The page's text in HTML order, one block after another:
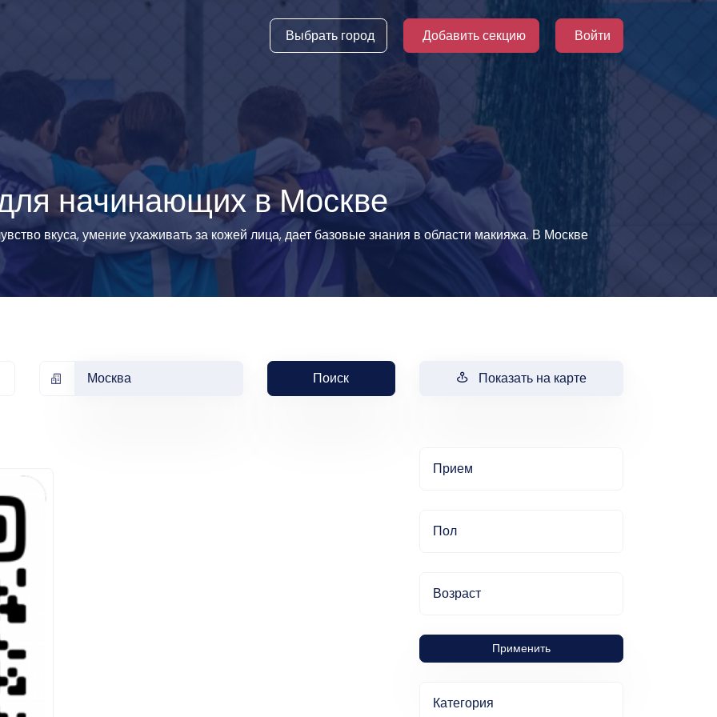
виды
спорта
Выбрать город Добавить секцию Войти
начинающих в Москве
вкуса, умение ухаживать за кожей лица, дает базовые знания в области макияжа. В Москве
Москва Поиск Показать на карте
Прием
Пол
Возраст
Применить
Категория